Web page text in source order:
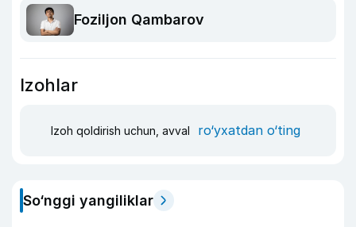
Foziljon Qambarov
Izohlar
Izoh qoldirish uchun, avval ro‘yxatdan o‘ting
So‘nggi yangiliklar